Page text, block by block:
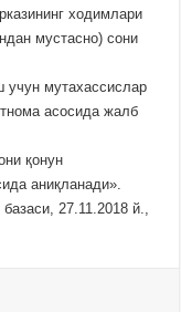
ходимлари
мустасно) сони
учун мутахассислар
асосида жалб
қонун
аниқланади».
27.11.2018 й.,